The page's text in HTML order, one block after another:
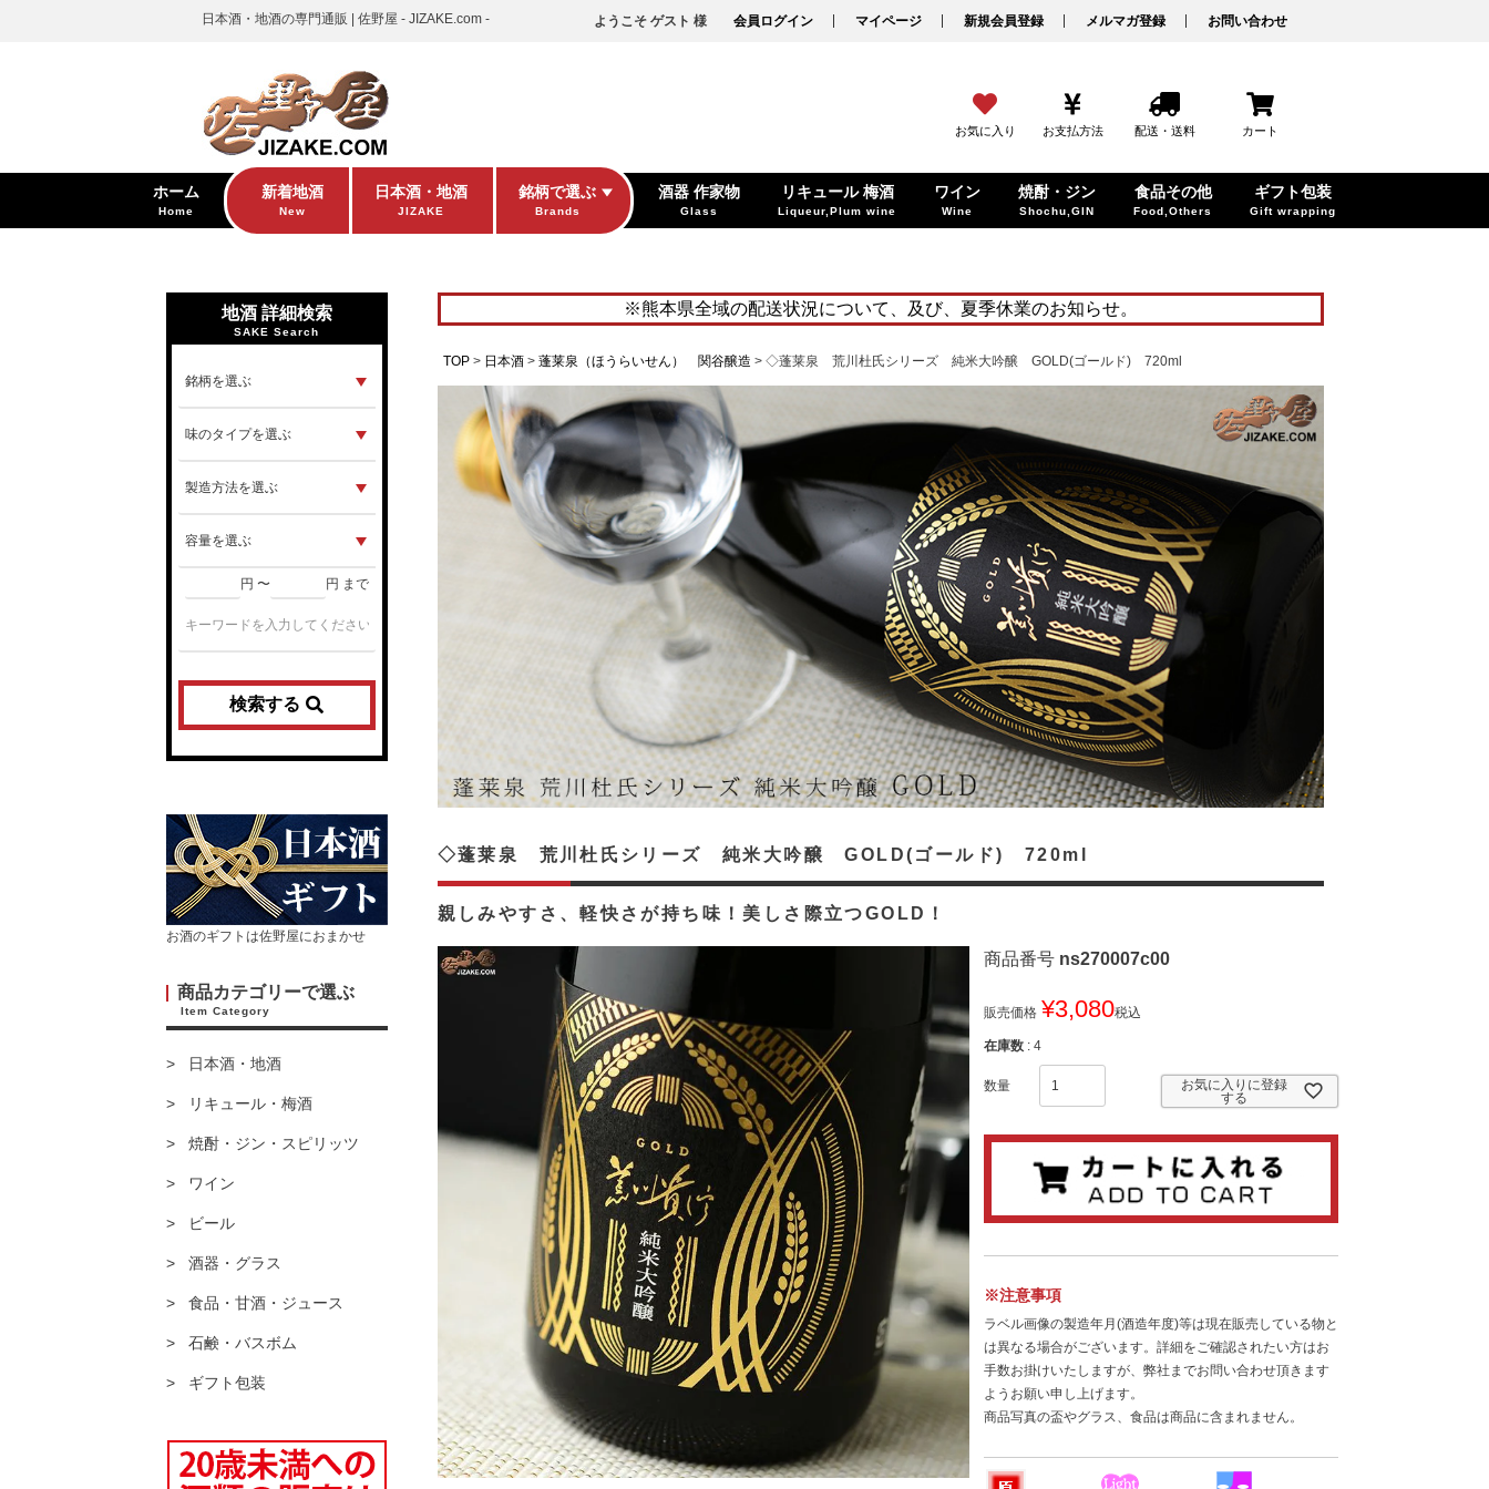
日本酒・地酒の専門通販 | 佐野屋 - JIZAKE.com - ようこそ ゲスト 様 会員ログイン マイページ 新規会員登録 メルマガ登録 お問い合わせ
お気に入り お支払方法 配送・送料 カート
ホーム
Home
新着地酒
New
日本酒・地酒
JIZAKE
銘柄で選ぶ
Brands
酒器 作家物
Glass
リキュール 梅酒
Liqueur,Plum wine
ワイン
Wine
焼酎・ジン
Shochu,GIN
食品その他
Food,Others
ギフト包装
Gift wrapping
地酒 詳細検索
SAKE Search
円 〜 円 まで
検索する
お酒のギフトは佐野屋におまかせ
商品カテゴリーで選ぶ
Item Category
日本酒・地酒
リキュール・梅酒
焼酎・ジン・スピリッツ
ワイン
ビール
酒器・グラス
食品・甘酒・ジュース
石鹸・バスボム
ギフト包装
※熊本県全域の配送状況について、及び、夏季休業のお知らせ。
TOP 日本酒 蓬莱泉（ほうらいせん） 関谷醸造 ◇蓬莱泉 荒川杜氏シリーズ 純米大吟醸 GOLD(ゴールド) 720ml
親しみやすさ、軽快さが持ち味！美しさ際立つGOLD！
◇蓬莱泉 荒川杜氏シリーズ 純米大吟醸 GOLD(ゴールド) 720ml
商品番号 ns270007c00
販売価格 ¥3,080税込
在庫数 4
お気に入りに登録
する
※注意事項
ラベル画像の製造年月(酒造年度)等は現在販売している物と
は異なる場合がございます。詳細をご確認されたい方はお
手数お掛けいたしますが、弊社までお問い合わせ頂きます
ようお願い申し上げます。
商品写真の盃やグラス、食品は商品に含まれません。